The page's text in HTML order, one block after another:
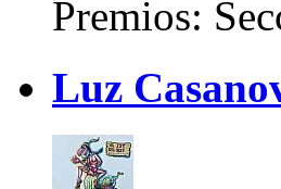
Premios:
Luz